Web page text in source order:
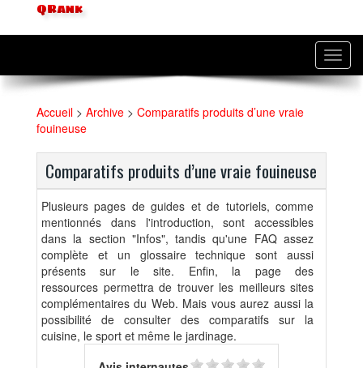
QRank
Accueil > Archive > Comparatifs produits d’une vraie
fouineuse
Comparatifs produits d’une vraie fouineuse
Plusieurs pages de guides et de tutoriels, comme
mentionnés dans l'introduction, sont accessibles
dans la section "Infos", tandis qu'une FAQ assez
complète et un glossaire technique sont aussi
présents sur le site. Enfin, la page des
ressources permettra de trouver les meilleurs sites
complémentaires du Web. Mais vous aurez aussi la
possibilité de consulter des comparatifs sur la
cuisine, le sport et même le jardinage.